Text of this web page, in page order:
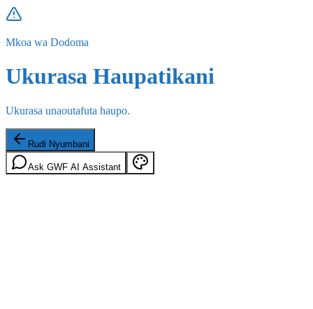
Mkoa wa Dodoma
Ukurasa Haupatikani
Ukurasa unaoutafuta haupo.
Rudi Nyumbani
Ask GWF AI Assistant